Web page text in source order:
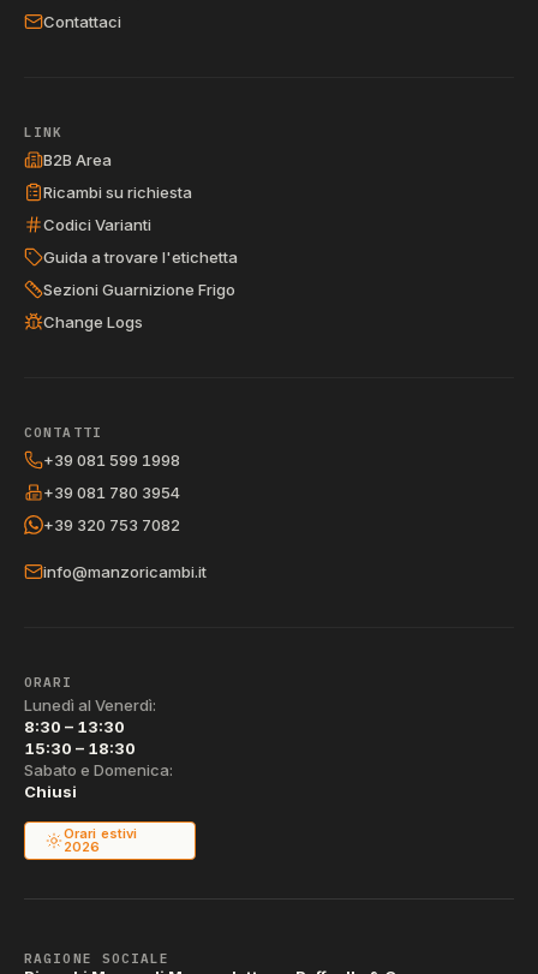
Contattaci
LINK
B2B Area
Ricambi su richiesta
Codici Varianti
Guida a trovare l'etichetta
Sezioni Guarnizione Frigo
Change Logs
CONTATTI
+39 081 599 1998
+39 081 780 3954
+39 320 753 7082
info@manzoricambi.it
ORARI
Lunedì al Venerdì:
8:30 – 13:30
15:30 – 18:30
Sabato e Domenica:
Chiusi
Orari estivi
2026
RAGIONE SOCIALE